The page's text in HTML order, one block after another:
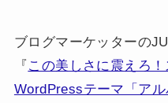
ブログマーケッターの
『 この美しさに震えろ
WordPressテーマ「ア